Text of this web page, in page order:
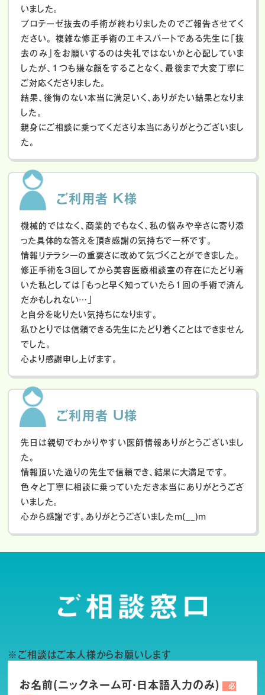
いました。
プロテーゼ抜去の手術が終わりましたのでご報告させてく
ださい。
複雑な修正手術のエキスパートである先生に「抜
去のみ」をお願いするのは失礼ではないかと心配していま
したが、１つも嫌な顔をすることなく、最後まで大変丁寧に
ご対応くださりました。
結果、後悔のない本当に満足いく、ありがたい結果となりま
した。
親身にご相談に乗ってくださり本当にありがとうございまし
た。
ご利用者 K様
機械的ではなく、商業的でもなく、私の悩みや辛さに寄り添
った具体的な答えを頂き感謝の気持ちで一杯です。
情報リテラシーの重要さに改めて気づくことができました。
修正手術を3回してから美容医療相談室の存在にたどり着
いた私としては「もっと早く知っていたら1回の手術で済ん
だかもしれない…」
と自分を叱りたい気持ちになります。
私ひとりでは信頼できる先生にたどり着くことはできません
でした。
心より感謝申し上げます。
ご利用者 U様
先日は親切でわかりやすい医師情報ありがとうございまし
た。
情報頂いた通りの先生で信頼でき、結果に大満足です。
色々と丁寧に相談に乗っていただき本当にありがとうござ
いました。
心から感謝です。ありがとうございましたm(__)m
※ご相談はご本人様からお願いします
お名前(ニックネーム可・日本語入力のみ)
必